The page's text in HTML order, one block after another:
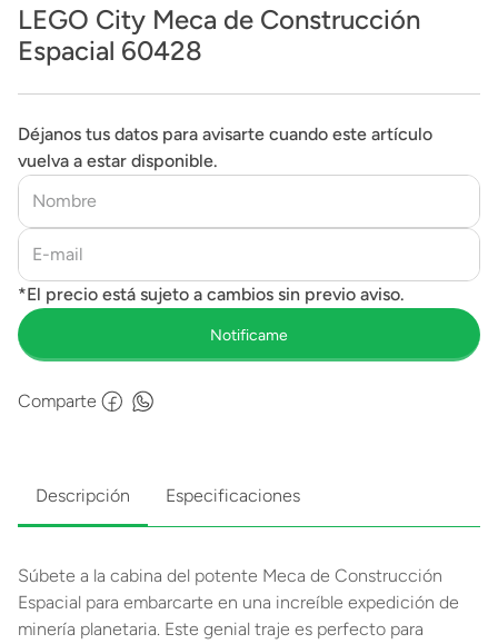
LEGO City Meca de Construcción
Espacial 60428
Déjanos tus datos para avisarte cuando este artículo
vuelva a estar disponible.
Comparte
Descripción Especificaciones
Súbete a la cabina del potente Meca de Construcción
Espacial para embarcarte en una increíble expedición de
minería planetaria. Este genial traje es perfecto para